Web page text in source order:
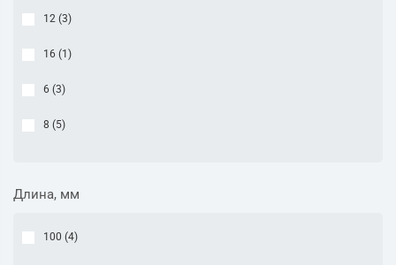
12 (3)
16 (1 )
6 (3)
8 (5)
Длина, мм
100 (4)